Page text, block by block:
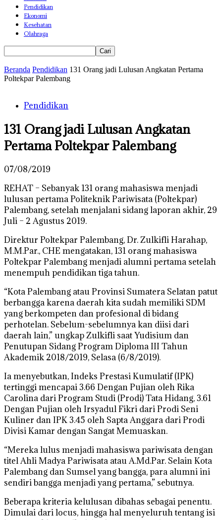
Pendidikan
Ekonomi
Kesehatan
Olahraga
Beranda Pendidikan 131 Orang jadi Lulusan Angkatan Pertama
Poltekpar Palembang
Pendidikan
131 Orang jadi Lulusan Angkatan
Pertama Poltekpar Palembang
07/08/2019
REHAT – Sebanyak 131 orang mahasiswa menjadi
lulusan pertama Politeknik Pariwisata (Poltekpar)
Palembang, setelah menjalani sidang laporan akhir, 29
Juli – 2 Agustus 2019.
Direktur Poltekpar Palembang, Dr. Zulkifli Harahap,
M.M.Par., CHE mengatakan, 131 orang mahasiswa
Poltekpar Palembang menjadi alumni pertama setelah
menempuh pendidikan tiga tahun.
“Kota Palembang atau Provinsi Sumatera Selatan patut
berbangga karena daerah kita sudah memiliki SDM
yang berkompeten dan profesional di bidang
perhotelan. Sebelum-sebelumnya kan diisi dari
daerah lain,” ungkap Zulkifli saat Yudisium dan
Penutupan Sidang Program Diploma III Tahun
Akademik 2018/2019, Selasa (6/8/2019).
Ia menyebutkan, Indeks Prestasi Kumulatif (IPK)
tertinggi mencapai 3.66 Dengan Pujian oleh Rika
Carolina dari Program Studi (Prodi) Tata Hidang, 3.61
Dengan Pujian oleh Irsyadul Fikri dari Prodi Seni
Kuliner dan IPK 3.45 oleh Sapta Anggara dari Prodi
Divisi Kamar dengan Sangat Memuaskan.
“Mereka lulus menjadi mahasiswa pariwisata dengan
titel Ahli Madya Pariwisata atau A.Md.Par. Selain Kota
Palembang dan Sumsel yang bangga, para alumni ini
sendiri bangga menjadi yang pertama,” sebutnya.
Beberapa kriteria kelulusan dibahas sebagai penentu.
Dimulai dari locus, hingga hal menyeluruh tentang isi